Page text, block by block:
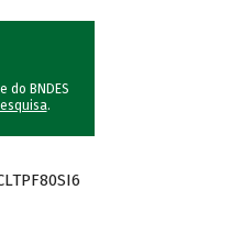
do BNDES
.